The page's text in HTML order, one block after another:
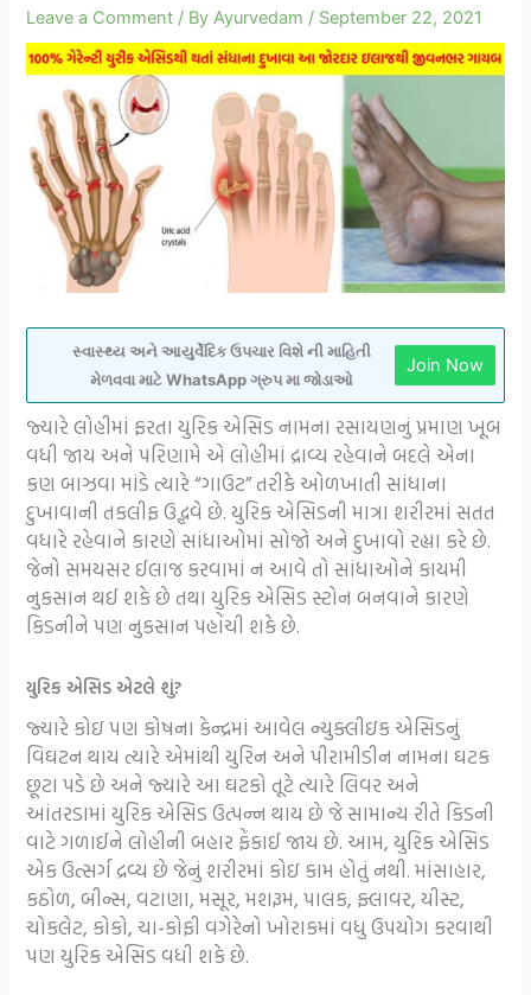
Leave a Comment / ByAyurvedam / September 22, 2021
સ્વાસ્થ્ય અને આયુર્વેદિક ઉપચાર વિશે ની માહિતી
મેળવવા માટે WhatsApp ગ્રુપ મા જોડાઓ
Join Now
જ્યારે લોહીમાં ફરતા યુરિક એસિડ નામના રસાયણનું પ્રમાણ ખૂબ
વધી જાય અને પરિણામે એ લોહીમાં દ્રાવ્ય રહેવાને બદલે એના
કણ બાઝવા માંડે ત્યારે “ગાઉટ” તરીકે ઓળખાતી સાંધાના
દુખાવાની તકલીફ ઉદ્ભવે છે. યુરિક એસિડની માત્રા શરીરમાં સતત
વધારે રહેવાને કારણે સાંધાઓમાં સોજો અને દુખાવો રહ્યા કરે છે.
જેનો સમયસર ઈલાજ કરવામાં ન આવે તો સાંધાઓને કાયમી
નુકસાન થઈ શકે છે તથા યુરિક એસિડ સ્ટોન બનવાને કારણે
કિડનીને પણ નુકસાન પહોંચી શકે છે.
યુરિક એસિડ એટલે શું?
જ્યારે કોઇ પણ કોષના કેન્દ્રમાં આવેલ ન્યુક્લીઇક એસિડનું
વિઘટન થાય ત્યારે એમાંથી યુરિન અને પીરામીડીન નામના ઘટક
છૂટા પડે છે અને જ્યારે આ ઘટકો તૂટે ત્યારે લિવર અને
આંતરડામાં યુરિક એસિડ ઉત્પન્ન થાય છે જે સામાન્ય રીતે કિડની
વાટે ગળાઈને લોહીની બહાર ફેંકાઈ જાય છે. આમ, યુરિક એસિડ
એક ઉત્સર્ગ દ્રવ્ય છે જેનું શરીરમાં કોઇ કામ હોતું નથી. માંસાહાર,
કઠોળ, બીન્સ, વટાણા, મસૂર, મશરૂમ, પાલક, ફ્લાવર, યીસ્ટ,
ચોકલેટ, કોકો, ચા-કોફી વગેરેનો ખોરાકમાં વધુ ઉપયોગ કરવાથી
પણ યુરિક એસિડ વધી શકે છે.